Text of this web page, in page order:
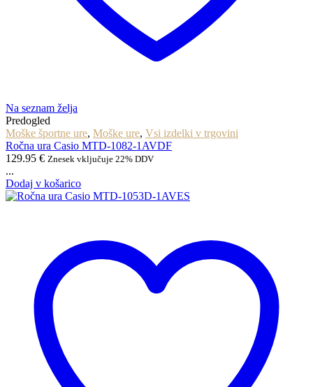
Na seznam želja
Predogled
Moške športne ure, Moške ure, Vsi izdelki v trgovini
Ročna ura Casio MTD-1082-1AVDF
129.95 € Znesek vključuje 22% DDV
...
Dodaj v košarico